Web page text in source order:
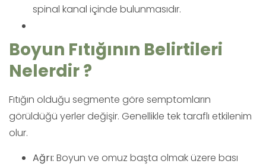
spinal kanal içinde bulunmasıdır.
Boyun Fıtığının Belirtileri
Nelerdir ?
Fıtığın olduğu segmente göre semptomların
görüldüğü yerler değişir. Genellikle tek taraflı etkilenim
olur.
Ağrı: Boyun ve omuz başta olmak üzere bası